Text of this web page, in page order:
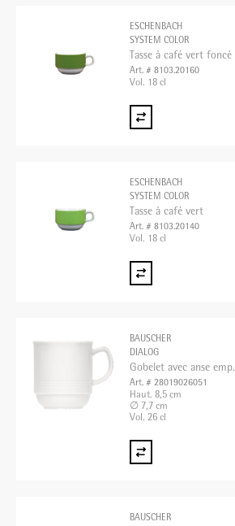
ESCHENBACH
SYSTEM COLOR
Tasse à café vert foncé
Art. # 8103.20160
Vol. 18 cl
ESCHENBACH
SYSTEM COLOR
Tasse à café vert
Art. # 8103.20140
Vol. 18 cl
BAUSCHER
DIALOG
Gobelet avec anse emp.
Art. # 28019026051
Haut. 8,5 cm
∅ 7,7 cm
Vol. 26 cl
BAUSCHER